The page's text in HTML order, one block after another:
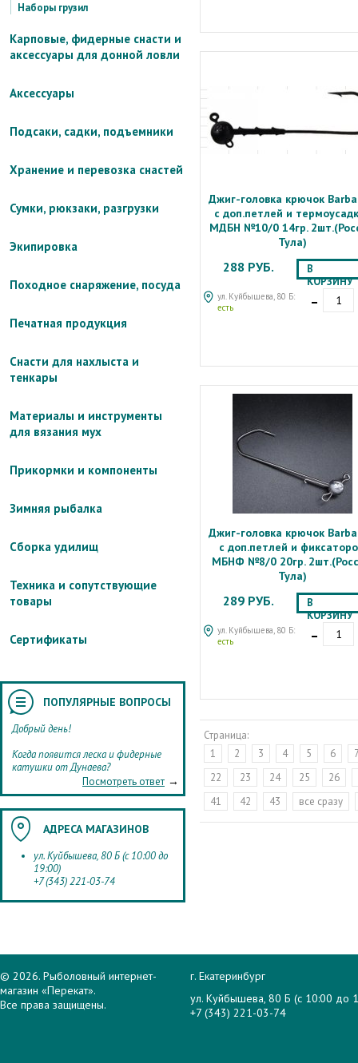
Наборы грузил
Карповые, фидерные снасти и
аксессуары для донной ловли
Аксессуары
Подсаки, садки, подъемники
Хранение и перевозка снастей
Сумки, рюкзаки, разгрузки
Экипировка
Походное снаряжение, посуда
Печатная продукция
Снасти для нахлыста и
тенкары
Материалы и инструменты
для вязания мух
Прикормки и компоненты
Зимняя рыбалка
Сборка удилищ
Техника и сопутствующие
товары
Сертификаты
ПОПУЛЯРНЫЕ ВОПРОСЫ
Добрый день!
Когда появится леска и фидерные
катушки от Дунаева?
Посмотреть ответ →
АДРЕСА МАГАЗИНОВ
ул. Куйбышева, 80 Б (с 10:00 до
19:00)
+7 (343) 221-03-74
Джиг-головка крючок
с доп.петлей и
МДБН №10/0 14гр.
Тула)
288 РУБ.
ул. Куйбышева, 80 Б:
есть
В
КОРЗИНУ
-
Джиг-головка крючок
с доп.петлей и
МБНФ №8/0 20гр.
Тула)
289 РУБ.
ул. Куйбышева, 80 Б:
есть
В
КОРЗИНУ
-
Страница:
1
2 3 4 5 6
22
23 24 25
26
41
42 43 все сразу
© 2026. Рыболовный интернет-
магазин «Перекат».
Все права защищены.
г. Екатеринбург
ул. Куйбышева, 80 Б (с 10:00 до
+7 (343) 221-03-74